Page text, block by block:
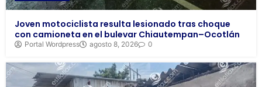
Joven motociclista resulta lesionado tras choque
con camioneta en el bulevar Chiautempan–Ocotlán
Portal Wordpress agosto 8, 2026 0